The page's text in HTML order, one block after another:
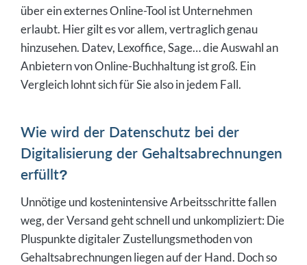
über ein externes Online-Tool ist Unternehmen
erlaubt. Hier gilt es vor allem, vertraglich genau
hinzusehen. Datev, Lexoffice, Sage… die Auswahl an
Anbietern von Online-Buchhaltung ist groß. Ein
Vergleich lohnt sich für Sie also in jedem Fall.
Wie wird der Datenschutz bei der
Digitalisierung der Gehaltsabrechnungen
erfüllt?
Unnötige und kostenintensive Arbeitsschritte fallen
weg, der Versand geht schnell und unkompliziert: Die
Pluspunkte digitaler Zustellungsmethoden von
Gehaltsabrechnungen liegen auf der Hand. Doch so